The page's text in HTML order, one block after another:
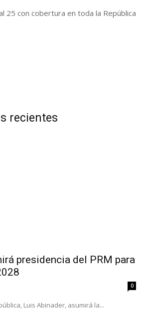
25 con cobertura en toda la República
recientes
presidencia del PRM para
0
Luis Abinader, asumirá la...